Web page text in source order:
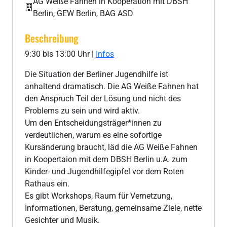
Berlin, GEW Berlin, BAG ASD
Beschreibung
9:30 bis 13:00 Uhr | Infos
Die Situation der Berliner Jugendhilfe ist
anhaltend dramatisch. Die AG Weiße Fahnen hat
den Anspruch Teil der Lösung und nicht des
Problems zu sein und wird aktiv.
Um den Entscheidungsträger*innen zu
verdeutlichen, warum es eine sofortige
Kursänderung braucht, läd die AG Weiße Fahnen
in Koopertaion mit dem DBSH Berlin u.A. zum
Kinder- und Jugendhilfegipfel vor dem Roten
Rathaus ein.
Es gibt Workshops, Raum für Vernetzung,
Informationen, Beratung, gemeinsame Ziele, nette
Gesichter und Musik.